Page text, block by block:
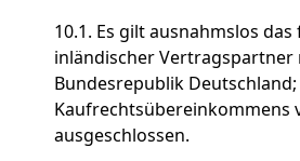
10.1. Es gilt ausnahmslos
inländischer Vertragspartner
Bundesrepublik
Kaufrechtsübereinkommens
ausgeschlossen.